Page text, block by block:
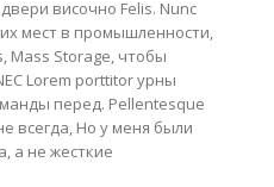
височно Felis. Nunc
мест в промышленности,
Mass Storage, чтобы
Lorem porttitor урны
перед. Pellentesque
всегда, Но у меня были
а не жесткие